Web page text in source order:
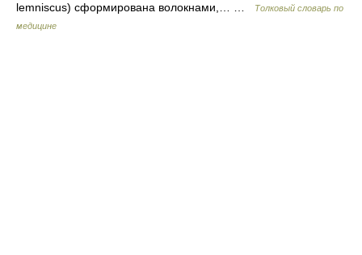
lemniscus) сформирована волокнами,… …
Толковый словарь по
медицине